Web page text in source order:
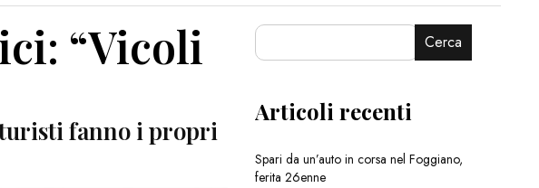
“Vicoli
turisti fanno i propri
Cerca
Articoli recenti
Spari da un’auto in corsa nel Foggiano,
ferita 26enne